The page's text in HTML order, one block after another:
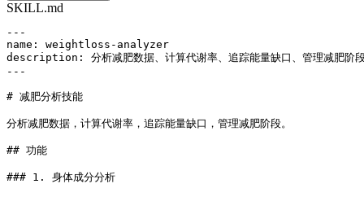
SKILL.md
---
name: weightloss-analyzer
description: 分析减肥数据、计算代谢率、追踪能量缺口、管理减肥阶
---
# 减肥分析技能
分析减肥数据，计算代谢率，追踪能量缺口，管理减肥阶段。
## 功能
### 1. 身体成分分析